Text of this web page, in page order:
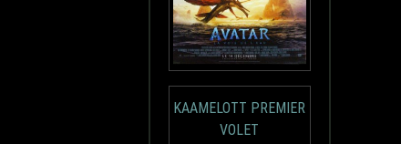
KAAMELOTT PREMIER
VOLET